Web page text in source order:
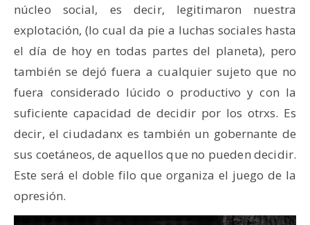
núcleo social, es decir, legitimaron nuestra
explotación, (lo cual da pie a luchas sociales hasta
el día de hoy en todas partes del planeta), pero
también se dejó fuera a cualquier sujeto que no
fuera considerado lúcido o productivo y con la
suficiente capacidad de decidir por los otrxs. Es
decir, el ciudadanx es también un gobernante de
sus coetáneos, de aquellos que no pueden decidir.
Este será el doble filo que organiza el juego de la
opresión.